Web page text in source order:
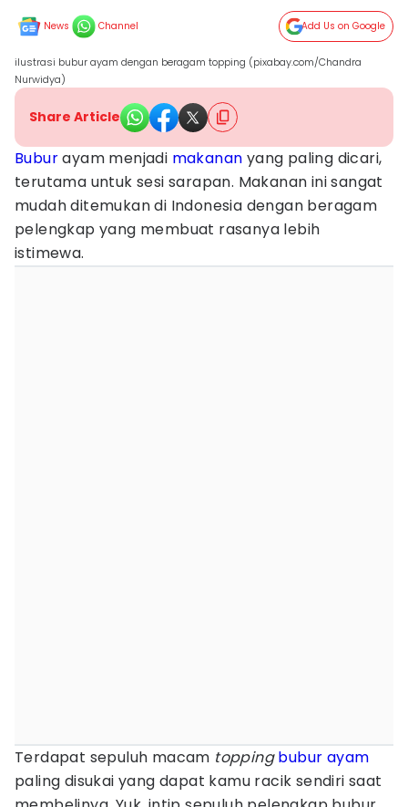
News Channel Add Us on Google
ilustrasi bubur ayam dengan beragam topping (pixabay.com/Chandra
Nurwidya)
Share Article
Buburayam menjadi makanan yang paling dicari,
terutama untuk sesi sarapan. Makanan ini sangat
mudah ditemukan di Indonesia dengan beragam
pelengkap yang membuat rasanya lebih
istimewa.
Terdapat sepuluh macam topping bubur ayam
paling disukai yang dapat kamu racik sendiri saat